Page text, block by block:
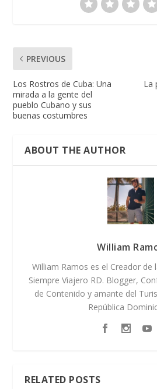
PREVIOUS
Los Rostros de Cuba: Una
mirada a la gente del
pueblo Cubano y sus
buenas costumbres
La
ABOUT THE AUTHOR
William
William Ramos es el Creador de
Siempre Viajero RD. Blogger,
de Contenido y amante del
República
RELATED POSTS